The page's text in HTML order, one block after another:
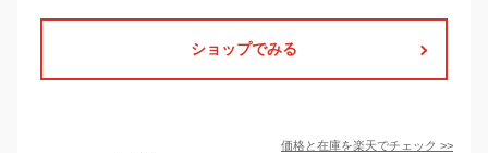
ショップでみる
価格と在庫を楽天でチェック >>